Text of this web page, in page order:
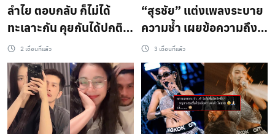
ลำไย ตอบกลับ ก็ไม่ได้
ทะเลาะกัน คุยกันได้ปกติ
หลัง ชาวเน็ต คอมเมนต์ ไป
ทำบิ้วอิน ที่บ้าน ยังเห็น ปุ้ย
แอลกอฮอล์ มาดูงานอยู่
เลย
2 เดือนที่แล้ว
“สุรชัย” แต่งเพลงระบาย
ความช้ำ เผยข้อความถึง
ร็อคกี้ “ถ้าไม่ใช่ลูกก็ไป
เปลี่ยนนามสกุลซะ แต่ถ้า
ใช่ก็ไม่รู้เวรกรรมของใคร
ใครทำอะไรไว้ก็รับไป”
3 เดือนที่แล้ว